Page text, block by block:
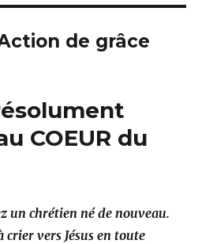
de grâce
COEUR du
un chrétien né de nouveau.
crier vers Jésus en toute